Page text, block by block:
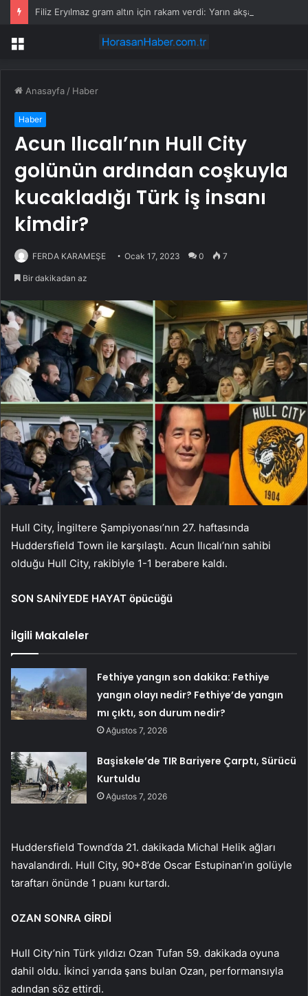
Menü
Anasayfa / Haber
Haber
Acun Ilıcalı’nın Hull City
golünün ardından coşkuyla
kucakladığı Türk iş insanı
kimdir?
FERDA KARAMEŞE Ocak 17, 2023 0 7
Bir dakikadan az
Hull City, İngiltere Şampiyonası’nın 27. haftasında
Huddersfield Town ile karşılaştı. Acun Ilıcalı’nın sahibi
olduğu Hull City, rakibiyle 1-1 berabere kaldı.
SON SANİYEDE HAYAT öpücüğü
İlgili Makaleler
Fethiye yangın son dakika: Fethiye
yangın olayı nedir? Fethiye’de yangın
mı çıktı, son durum nedir?
Ağustos 7, 2026
Başiskele’de TIR Bariyere Çarptı, Sürücü
Kurtuldu
Ağustos 7, 2026
Huddersfield Townd’da 21. dakikada Michal Helik ağları
havalandırdı. Hull City, 90+8’de Oscar Estupinan’ın golüyle
taraftarı önünde 1 puanı kurtardı.
OZAN ​​SONRA GİRDİ
Hull City’nin Türk yıldızı Ozan Tufan 59. dakikada oyuna
dahil oldu. İkinci yarıda şans bulan Ozan, performansıyla
adından söz ettirdi.